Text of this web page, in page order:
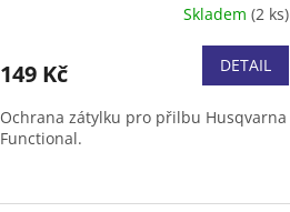
Skladem (2 ks)
149 Kč DETAIL
Ochrana zátylku pro přilbu Husqvarna
Functional.